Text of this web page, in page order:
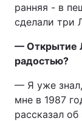
ранняя - в
сделали три
— Открытие
радостью?
— Я уже
мне в 1987
рассказал